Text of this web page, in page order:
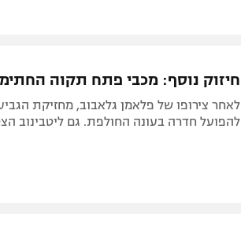
חיזוק נוסף: מכבי פתח תקוה
לאחר צירופו של פלאמן גלאבוב, מחזיקת
להפועל חדרה בעונה החולפת. גם ליטבינוב